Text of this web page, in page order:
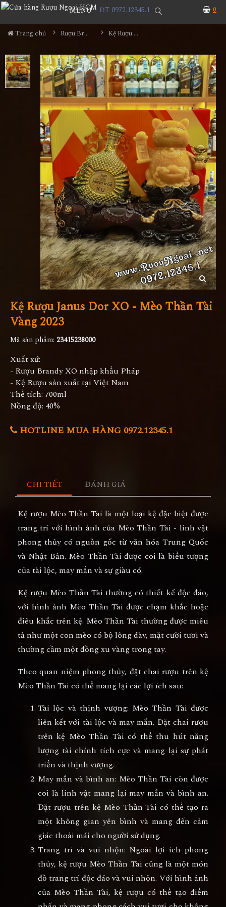
0
MENU ĐT 0972.12345.1
Trang chủ Rượu Brandy Kệ Rượu Janus Dor XO - Mèo Thần Tài Vàng 2023
Kệ Rượu Janus Dor XO - Mèo Thần Tài
Vàng 2023
Mã sản phẩm: 23415238000
Xuất xứ:
- Rượu Brandy XO nhập khẩu Pháp
- Kệ Rượu sản xuất tại Việt Nam
Thể tích: 700ml
Nồng độ: 40%
HOTLINE MUA HÀNG 0972.12345.1
CHI TIẾT ĐÁNH GIÁ
Kệ rượu Mèo Thần Tài là một loại kệ đặc biệt được
trang trí với hình ảnh của Mèo Thần Tài - linh vật
phong thủy có nguồn gốc từ văn hóa Trung Quốc
và Nhật Bản. Mèo Thần Tài được coi là biểu tượng
của tài lộc, may mắn và sự giàu có.
Kệ rượu Mèo Thần Tài thường có thiết kế độc đáo,
với hình ảnh Mèo Thần Tài được chạm khắc hoặc
điêu khắc trên kệ. Mèo Thần Tài thường được miêu
tả như một con mèo có bộ lông dày, mặt cười tươi và
thường cầm một đồng xu vàng trong tay.
Theo quan niệm phong thủy, đặt chai rượu trên kệ
Mèo Thần Tài có thể mang lại các lợi ích sau:
Tài lộc và thịnh vượng: Mèo Thần Tài được
liên kết với tài lộc và may mắn. Đặt chai rượu
trên kệ Mèo Thần Tài có thể thu hút năng
lượng tài chính tích cực và mang lại sự phát
triển và thịnh vượng.
May mắn và bình an: Mèo Thần Tài còn được
coi là linh vật mang lại may mắn và bình an.
Đặt rượu trên kệ Mèo Thần Tài có thể tạo ra
một không gian yên bình và mang đến cảm
giác thoải mái cho người sử dụng.
Trang trí và vui nhộn: Ngoài lợi ích phong
thủy, kệ rượu Mèo Thần Tài cũng là một món
đồ trang trí độc đáo và vui nhộn. Với hình ảnh
của Mèo Thần Tài, kệ rượu có thể tạo điểm